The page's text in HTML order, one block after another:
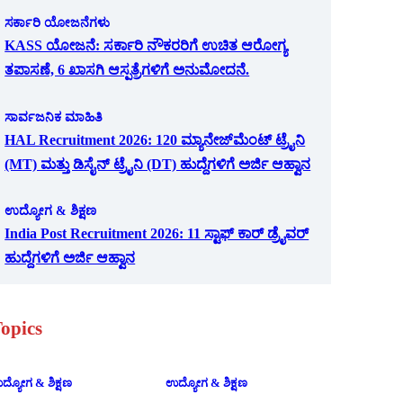
ಸರ್ಕಾರಿ ಯೋಜನೆಗಳು
KASS ಯೋಜನೆ: ಸರ್ಕಾರಿ ನೌಕರರಿಗೆ ಉಚಿತ ಆರೋಗ್ಯ
ತಪಾಸಣೆ, 6 ಖಾಸಗಿ ಆಸ್ಪತ್ರೆಗಳಿಗೆ ಅನುಮೋದನೆ.
ಸಾರ್ವಜನಿಕ ಮಾಹಿತಿ
HAL Recruitment 2026: 120 ಮ್ಯಾನೇಜ್‌ಮೆಂಟ್ ಟ್ರೈನಿ
(MT) ಮತ್ತು ಡಿಸೈನ್ ಟ್ರೈನಿ (DT) ಹುದ್ದೆಗಳಿಗೆ ಅರ್ಜಿ ಆಹ್ವಾನ
ಉದ್ಯೋಗ & ಶಿಕ್ಷಣ
India Post Recruitment 2026: 11 ಸ್ಟಾಫ್ ಕಾರ್ ಡ್ರೈವರ್
ಹುದ್ದೆಗಳಿಗೆ ಅರ್ಜಿ ಆಹ್ವಾನ
& ಶಿಕ್ಷಣ ಉದ್ಯೋಗ & ಶಿಕ್ಷಣ